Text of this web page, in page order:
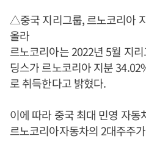
△중국 지리그룹, 르노코리아
올라
르노코리아는 2022년 5월 지
딩스가 르노코리아 지분
로 취득한다고 밝혔다.
이에 따라 중국 최대 민영 자동
르노코리아자동차의 2대주주